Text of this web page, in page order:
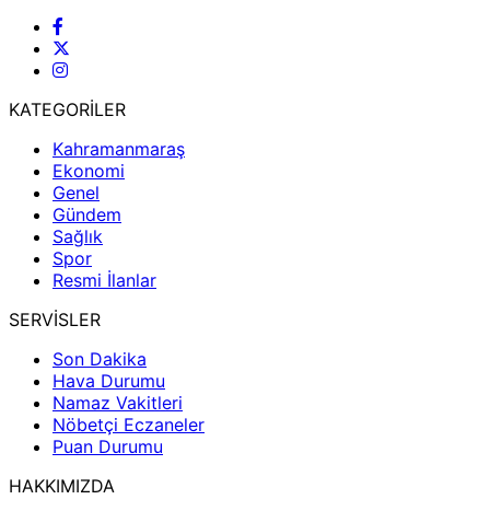
KATEGORİLER
Kahramanmaraş
Ekonomi
Genel
Gündem
Sağlık
Spor
Resmi İlanlar
SERVİSLER
Son Dakika
Hava Durumu
Namaz Vakitleri
Nöbetçi Eczaneler
Puan Durumu
HAKKIMIZDA